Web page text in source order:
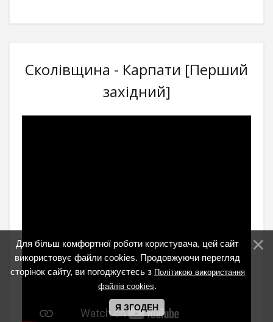
Сколівщина - Карпати [Перший
західний]
Для більш комфортної роботи користувача, цей сайт
використовує файли cookies. Продовжуючи перегляд
сторінок сайту, ви погоджуєтесь з Політикою використання
файлів cookies.
Я ЗГОДЕН